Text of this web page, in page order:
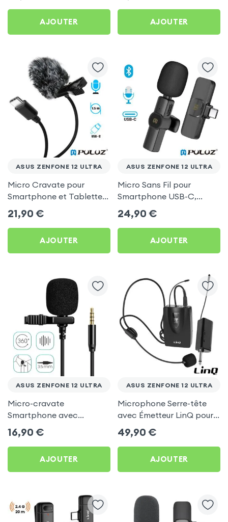
AJOUTER AJOUTER
ASUS ZENFONE 12 ULTRA
Micro Cravate pour
Smartphone et Tablette
USB-C, Omnidirectionnel
avec Bonnette Anti-Vent,
Longueur 1,5m - Puluz
21,90 €
AJOUTER
ASUS ZENFONE 12 ULTRA
Micro Sans Fil pour
Smartphone USB-C,
Bluetooth et
Omnidirectionnel avec
Réduction de Bruit - Puluz
24,90 €
AJOUTER
ASUS ZENFONE 12 ULTRA
Micro-cravate
Smartphone avec
Réduction du bruit, Prise
Jack 3.5 mm, Longueur 2m
- Noir pour Asus Zenfone
16,90 €
AJOUTER
ASUS ZENFONE 12 ULTRA
Microphone Serre-tête
avec Émetteur LinQ pour
Asus Zenfone 12 Ultra
49,90 €
AJOUTER